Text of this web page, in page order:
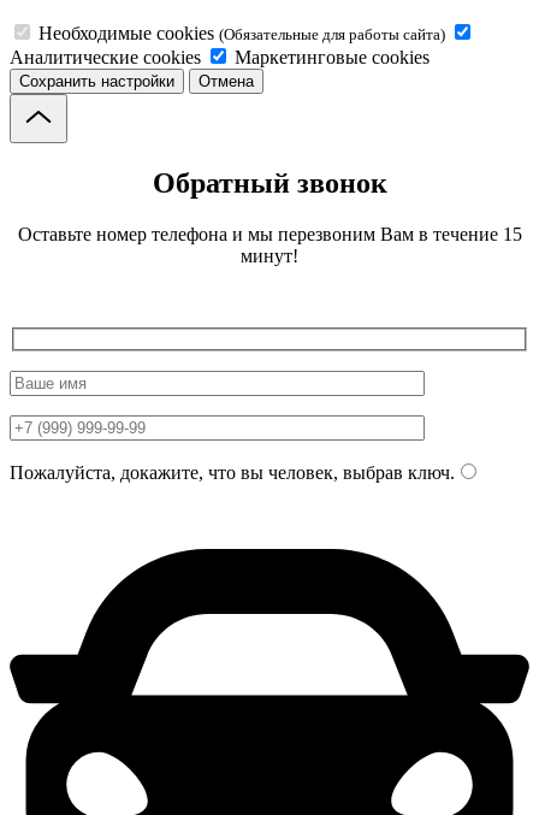
Необходимые cookies (Обязательные для работы сайта)
Аналитические cookies Маркетинговые cookies
Сохранить настройки Отмена
Обратный звонок
Оставьте номер телефона и мы перезвоним Вам в течение 15
минут!
Пожалуйста, докажите, что вы человек, выбрав ключ.